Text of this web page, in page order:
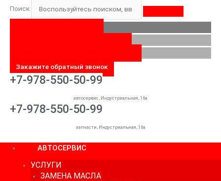
Поиск
Закажите обратный звонок
+7-978-550-50-99
автосервис, Индустриальная, 16а
+7-978-550-50-99
запчасти, Индустриальная, 16а
АВТОСЕРВИС
УСЛУГИ
ЗАМЕНА МАСЛА